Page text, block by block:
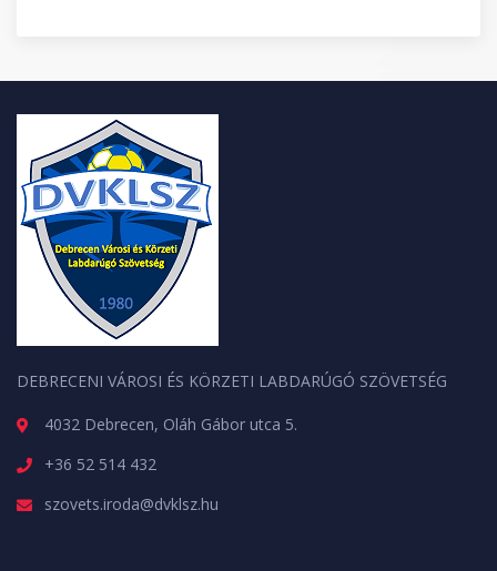
DEBRECENI VÁROSI ÉS KÖRZETI LABDARÚGÓ SZÖVETSÉG
4032 Debrecen, Oláh Gábor utca 5.
+36 52 514 432
szovets.iroda@dvklsz.hu